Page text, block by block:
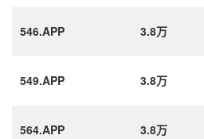
546.APP 3.8万
549.APP 3.8万
564.APP 3.8万